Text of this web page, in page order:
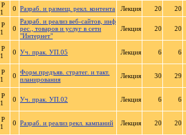
Р
0 Разраб. и размещ. рекл. контента Лекция 20 20
Р
0
Разраб. и реализ веб-сайтов, инф
рес., товаров и услуг в сети
"Интернет"
Лекция 20 20
Р
0 Уч. прак. УП.05 Лекция 6 6
Р
0 Форм.предъяв. стратег. и такт.
планирования
Лекция 30 29
Р
0 Уч. прак. УП.02 Лекция 6 6
Р
0 Разраб. и реализ рекл. кампаний Лекция 20 20